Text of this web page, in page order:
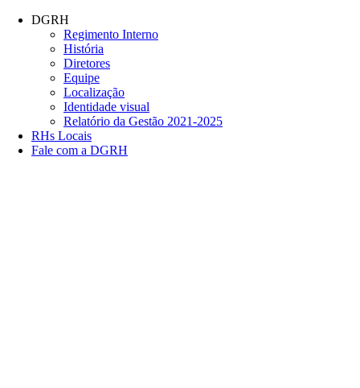
Conteúdo principal
DGRH
Regimento Interno
História
Diretores
Equipe
Localização
Identidade visual
Relatório da Gestão 2021-2025
RHs Locais
Fale com a DGRH